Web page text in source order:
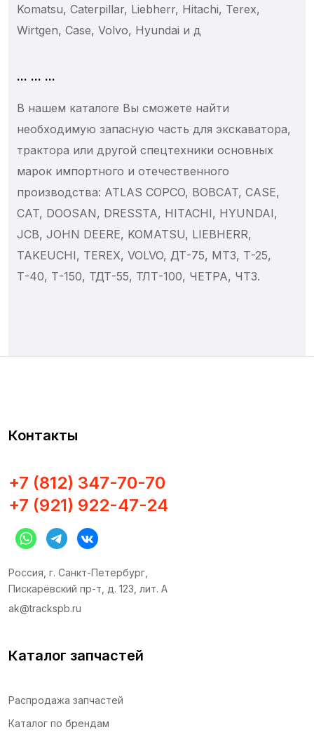
Komatsu, Caterpillar, Liebherr, Hitachi, Terex,
Wirtgen, Case, Volvo, Hyundai и д
... ... ...
В нашем каталоге Вы сможете найти
необходимую запасную часть для экскаватора,
трактора или другой спецтехники основных
марок импортного и отечественного
производства: ATLAS COPCO, BOBCAT, CASE,
CAT, DOOSAN, DRESSTA, HITACHI, HYUNDAI,
JCB, JOHN DEERE, KOMATSU, LIEBHERR,
TAKEUCHI, TEREX, VOLVO, ДТ-75, МТЗ, Т-25,
Т-40, Т-150, ТДТ-55, ТЛТ-100, ЧЕТРА, ЧТЗ.
Контакты
+7 (812) 347-70-70
+7 (921) 922-47-24
Россия, г. Санкт-Петербург,
Пискарёвский пр-т, д. 123, лит. А
ak@trackspb.ru
Каталог запчастей
Распродажа запчастей
Каталог по брендам